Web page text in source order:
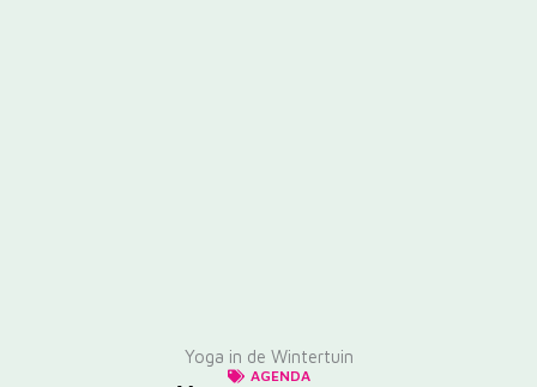
Yoga in de Wintertuin
AGENDA